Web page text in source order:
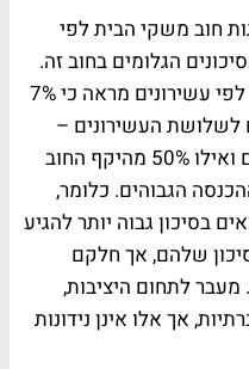
חוב משקי הבית לפי
הגלומים בחוב זה.
"בחינה של התפלגות החוב לדיור לפי עשירונים מראה כי 7%
2013 שייכים לשלושת העשירונים –
לדיור בין השנים 2010 התחתונים ואילו 50% מהיקף החוב
הגבוהים. כלומר,
בסיכון גבוה יותר להגיע
שלהם, אך חלקם
לתחום היציבות,
אך אלו אינן נידונות